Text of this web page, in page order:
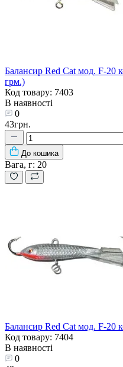
Балансир Red Cat мод. F-20
грм.)
Код товару: 7403
В наявності
0
43грн.
До кошика
Вага, г: 20
Балансир Red Cat мод. F-20
Код товару: 7404
В наявності
0